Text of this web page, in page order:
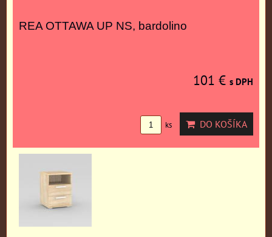
REA OTTAWA UP NS, bardolino
101 € s DPH
ks DO KOŠÍKA